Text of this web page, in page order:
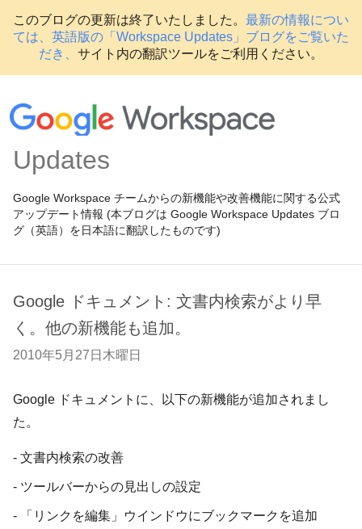
このブログの更新は終了いたしました。 最新の情報につい
ては、英語版の「Workspace Updates」ブログをご覧いた
だき、 サイト内の翻訳ツールをご利用ください。
Updates
Google Workspace チームからの新機能や改善機能に関する公式
アップデート情報 (本ブログは Google Workspace Updates ブロ
グ（英語）を日本語に翻訳したものです)
Google ドキュメント: 文書内検索がより早
く。他の新機能も追加。
2010年5月27日木曜日
Google ドキュメントに、以下の新機能が追加されまし
た。
- 文書内検索の改善
- ツールバーからの見出しの設定
- 「リンクを編集」ウインドウにブックマークを追加